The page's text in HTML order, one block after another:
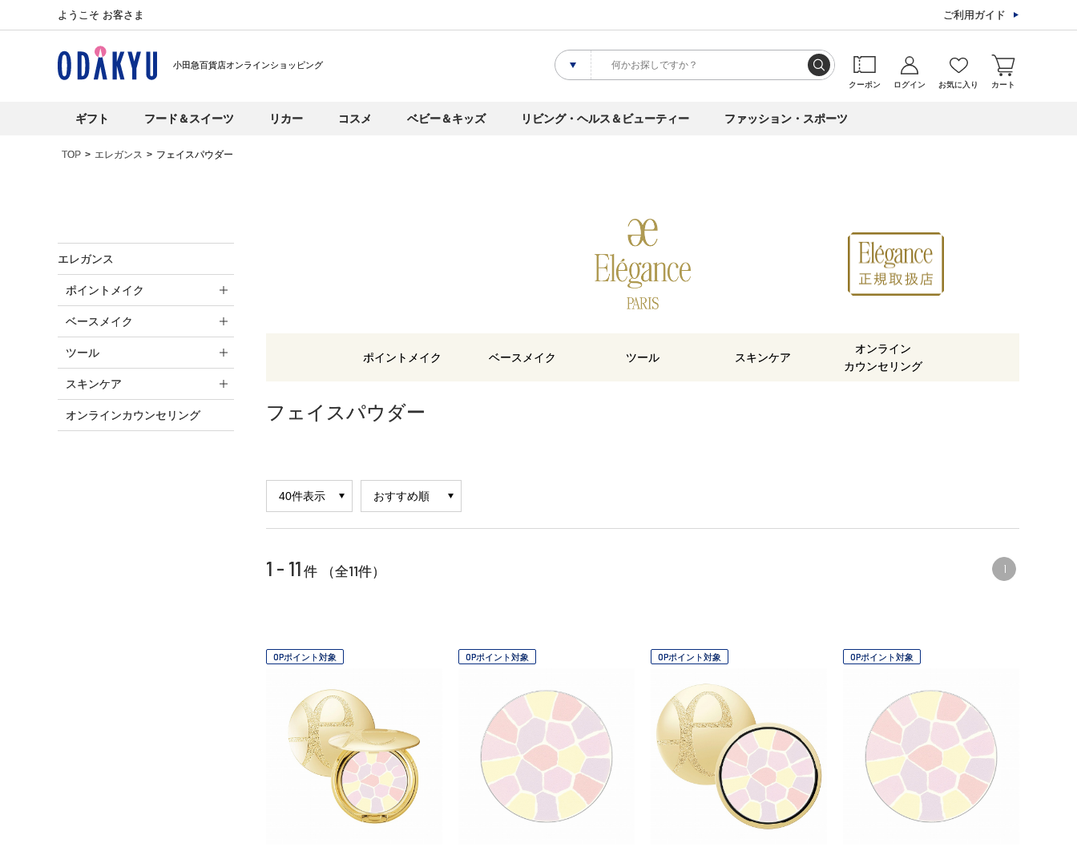
ようこそ お客さま ご利用ガイド
小田急百貨店オンラインショッピング
クーポン ログイン お気に入り カート
ギフト フード＆スイーツ リカー コスメ ベビー＆キッズ リビング・ヘルス＆ビューティー ファッション・スポーツ
TOP エレガンス フェイスパウダー
エレガンス
ポイントメイク
ベースメイク
ツール
スキンケア
オンラインカウンセリング
ポイントメイク ベースメイク ツール スキンケア
オンライン
カウンセリング
フェイスパウダー
1 - 11 件 （全11件） 1
OPポイント対象 OPポイント対象 OPポイント対象 OPポイント対象